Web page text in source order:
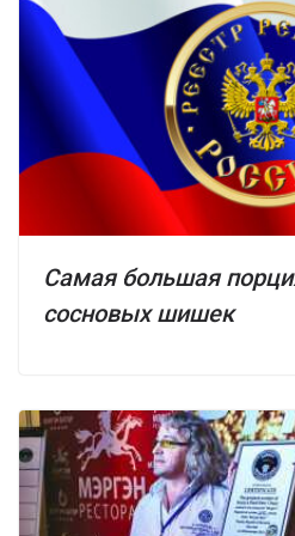
Самая большая
сосновых шишек